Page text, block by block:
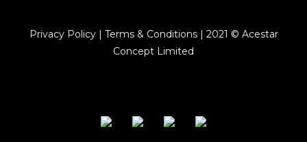
Privacy Policy | Terms & Conditions | 2021 © Acestar
Concept Limited